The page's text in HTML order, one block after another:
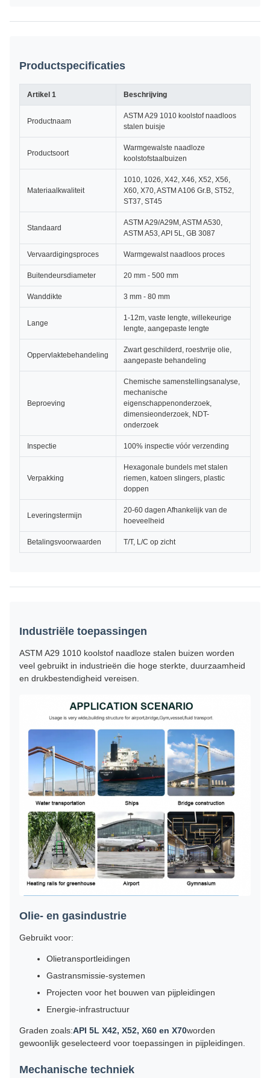
Productspecificaties
Artikel 1 Beschrijving
Productnaam
ASTM A29 1010 koolstof naadloos
stalen buisje
Productsoort
Warmgewalste naadloze
koolstofstaalbuizen
Materiaalkwaliteit
1010, 1026, X42, X46, X52, X56,
X60, X70, ASTM A106 Gr.B, ST52,
ST37, ST45
Standaard
ASTM A29/A29M, ASTM A530,
ASTM A53, API 5L, GB 3087
Vervaardigingsproces Warmgewalst naadloos proces
Buitendeursdiameter 20 mm - 500 mm
Wanddikte 3 mm - 80 mm
Lange
1-12m, vaste lengte, willekeurige
lengte, aangepaste lengte
Oppervlaktebehandeling
Zwart geschilderd, roestvrije olie,
aangepaste behandeling
Beproeving
Chemische samenstellingsanalyse,
mechanische
eigenschappenonderzoek,
dimensieonderzoek, NDT-
onderzoek
Inspectie 100% inspectie vóór verzending
Verpakking
Hexagonale bundels met stalen
riemen, katoen slingers, plastic
doppen
Leveringstermijn
20-60 dagen Afhankelijk van de
hoeveelheid
Betalingsvoorwaarden T/T, L/C op zicht
Industriële toepassingen
ASTM A29 1010 koolstof naadloze stalen buizen worden
veel gebruikt in industrieën die hoge sterkte, duurzaamheid
en drukbestendigheid vereisen.
Olie- en gasindustrie
Gebruikt voor:
Olietransportleidingen
Gastransmissie-systemen
Projecten voor het bouwen van pijpleidingen
Energie-infrastructuur
Graden zoals:API 5L X42, X52, X60 en X70worden
gewoonlijk geselecteerd voor toepassingen in pijpleidingen.
Mechanische techniek